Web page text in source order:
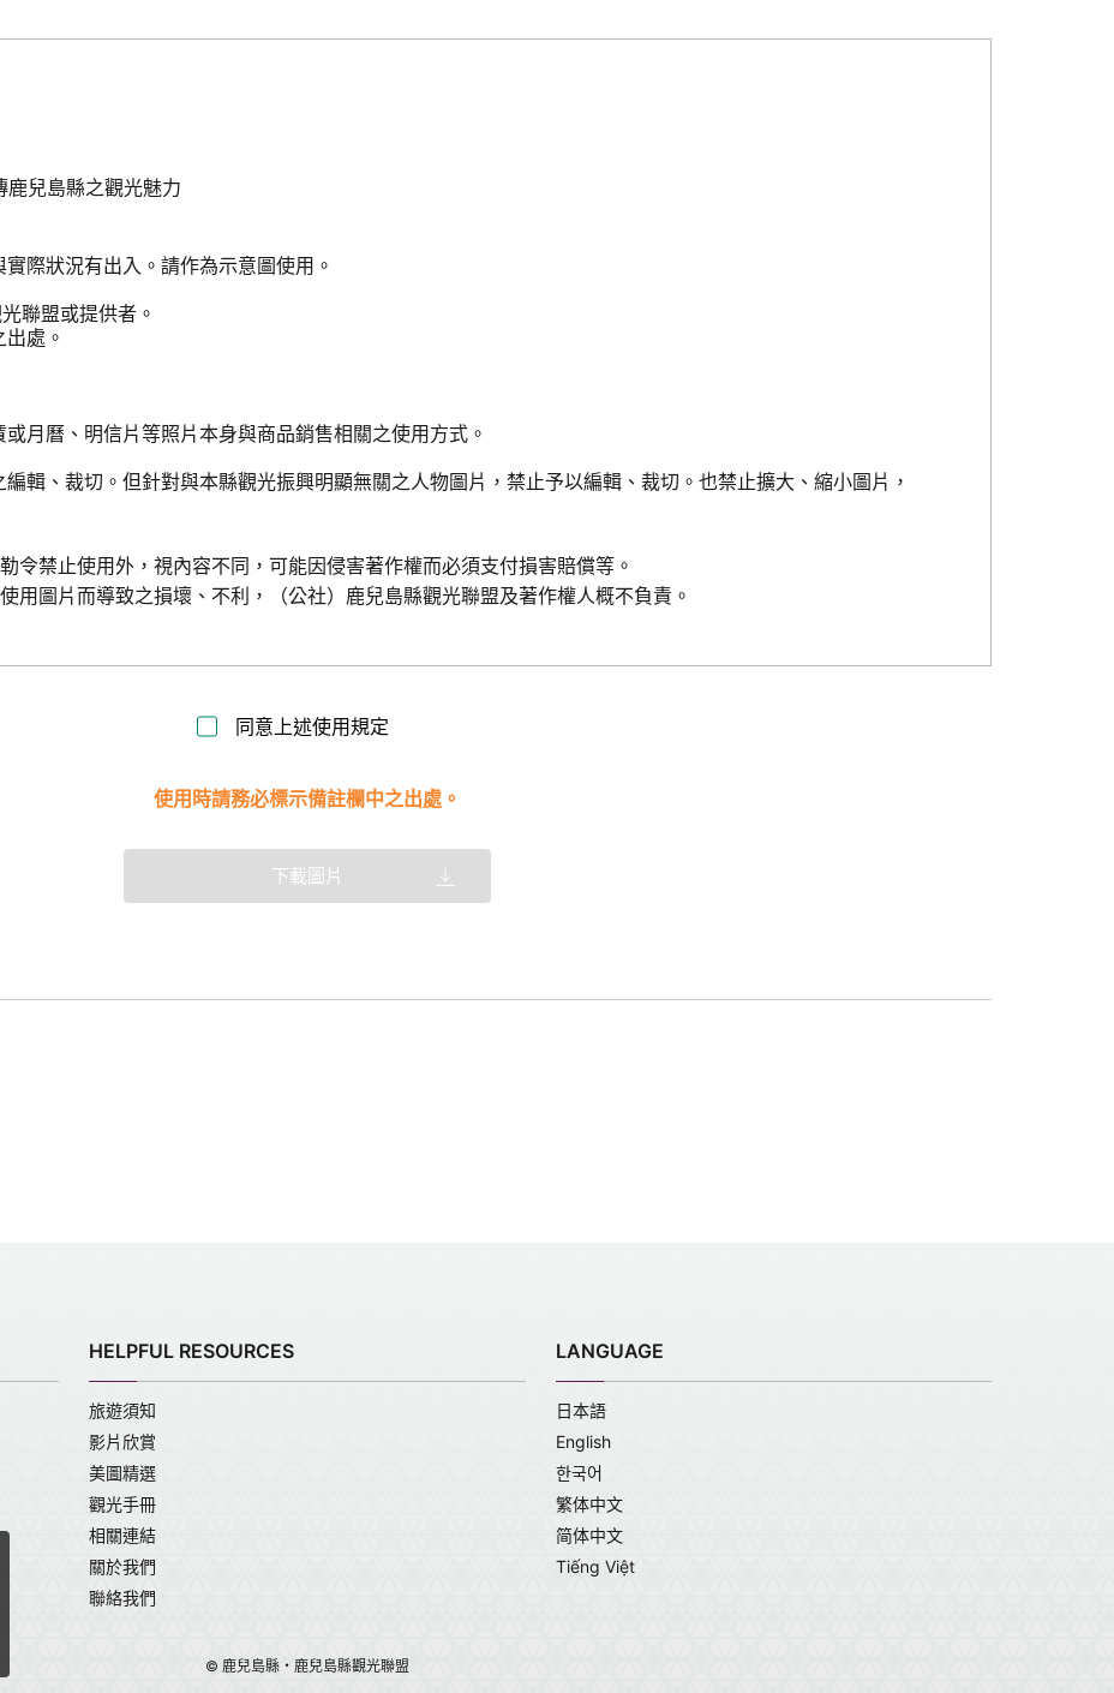
兒島縣之觀光魅力
際狀況有出入。請作為示意圖使用。
聯盟或提供者。
處。
月曆、明信片等照片本身與商品銷售相關之使用方式。
輯、裁切。但針對與本縣觀光振興明顯無關之人物圖片，禁止予以編輯、裁切。也禁止擴大、縮小圖片，
令禁止使用外，視內容不同，可能因侵害著作權而必須支付損害賠償等。
用圖片而導致之損壞、不利，（公社）鹿兒島縣觀光聯盟及著作權人概不負責。
同意上述使用規定
使用時請務必標示備註欄中之出處。
下載圖片
HELPFUL RESOURCES
旅遊須知
影片欣賞
美圖精選
觀光手冊
相關連結
關於我們
聯絡我們
LANGUAGE
日本語
English
한국어
繁体中文
简体中文
Tiếng Việt
© 鹿兒島縣・鹿兒島縣觀光聯盟